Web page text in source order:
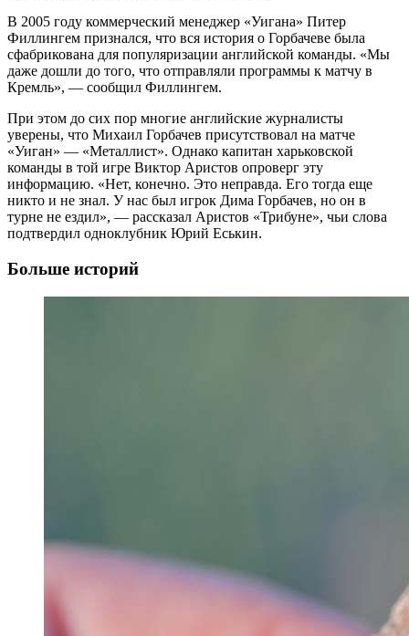
В 2005 году коммерческий менеджер «Уигана» Питер
Филлингем признался, что вся история о Горбачеве была
сфабрикована для популяризации английской команды. «Мы
даже дошли до того, что отправляли программы к матчу в
Кремль», — сообщил Филлингем.
При этом до сих пор многие английские журналисты
уверены, что Михаил Горбачев присутствовал на матче
«Уиган» — «Металлист». Однако капитан харьковской
команды в той игре Виктор Аристов опроверг эту
информацию. «Нет, конечно. Это неправда. Его тогда еще
никто и не знал. У нас был игрок Дима Горбачев, но он в
турне не ездил», ― рассказал Аристов «Трибуне», чьи слова
подтвердил одноклубник Юрий Еськин.
Больше историй